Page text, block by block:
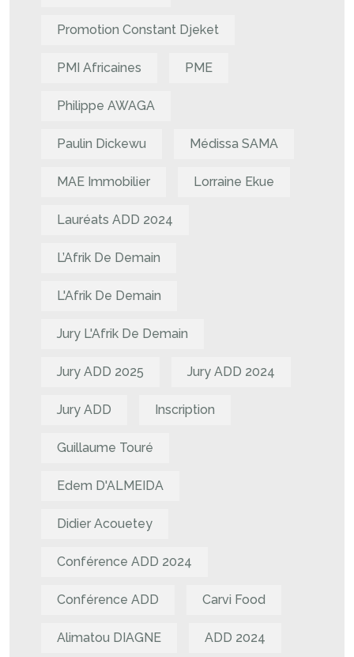
Promotion Constant Djeket
PMI Africaines PME
Philippe AWAGA
Paulin Dickewu Médissa SAMA
MAE Immobilier Lorraine Ekue
Lauréats ADD 2024
L’Afrik De Demain
L'Afrik De Demain
Jury L'Afrik De Demain
Jury ADD 2025 Jury ADD 2024
Jury ADD Inscription
Guillaume Touré
Edem D'ALMEIDA
Didier Acouetey
Conférence ADD 2024
Conférence ADD Carvi Food
Alimatou DIAGNE ADD 2024